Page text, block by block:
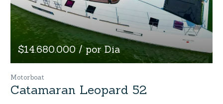
$14.680.000 / por Dia
Motorboat
Catamaran Leopard 52